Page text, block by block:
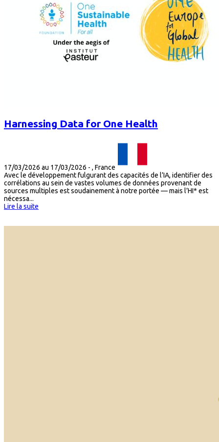
Harnessing Data for One Health
17/03/2026 au 17/03/2026 - , France
Avec le développement fulgurant des capacités de l’IA, identifier des
corrélations au sein de vastes volumes de données provenant de
sources multiples est soudainement à notre portée — mais l’HI* est
nécessa...
Lire la suite